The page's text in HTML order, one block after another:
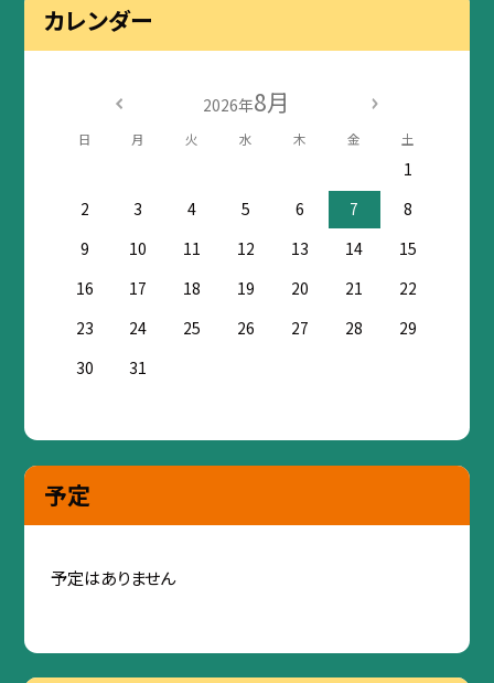
カレンダー
2026年8月
日 月 火 水 木 金 土
1
2
3 4 5 6 7
8
9
10 11 12 13 14
15
16
17 18 19 20 21
22
23
24 25 26 27 28
29
30
31
予定
予定はありません